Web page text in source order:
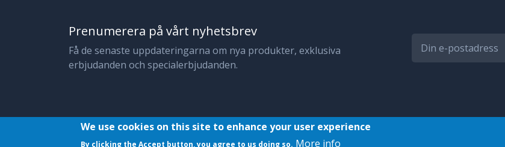
Prenumerera på vårt nyhetsbrev
Få de senaste uppdateringarna om nya produkter, exklusiva
erbjudanden och specialerbjudanden.
© 2023 JojoMobil. All rights reserved.
We use cookies on this site to enhance your user experience
By clicking the Accept button, you agree to us doing so. More info